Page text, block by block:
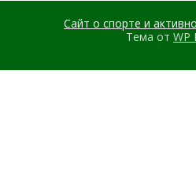
Сайт о спорте и
Тема от WP